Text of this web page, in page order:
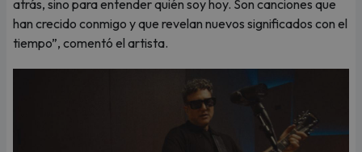
atrás, sino para entender quién soy hoy. Son canciones que
han crecido conmigo y que revelan nuevos significados con el
tiempo”, comentó el artista.